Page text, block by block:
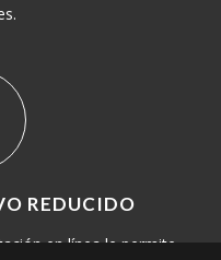
REDUCIDO
en línea le permite